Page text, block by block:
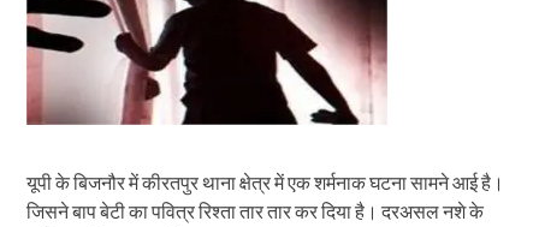
यूपी के बिजनौर में कीरतपुर थाना क्षेत्र में एक शर्मनाक घटना सामने आई है।
जिसने बाप बेटी का पवित्र रिश्ता तार तार कर दिया है। दरअसल नशे के